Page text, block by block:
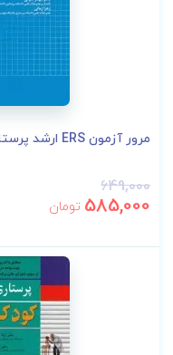
مرور آزمون ERS ارشد پرستاری کودکان بر اساس وونگ
649,000
585,000 تومان